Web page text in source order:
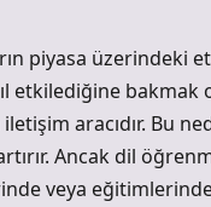
piyasa üzerindeki
etkilediğine bakmak
aracıdır. Bu
Ancak dil
veya